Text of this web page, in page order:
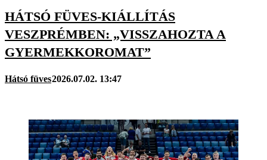
HÁTSÓ FÜVES-KIÁLLÍTÁS
VESZPRÉMBEN: „VISSZAHOZTA A
GYERMEKKOROMAT”
Hátsó füves2026.07.02. 13:47